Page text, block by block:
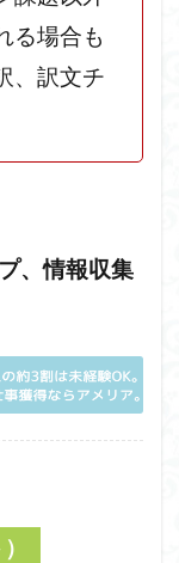
る場合も
、訳文チ
、情報収集